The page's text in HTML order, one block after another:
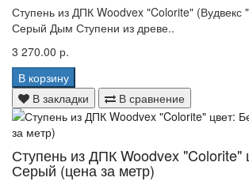
Ступень из ДПК Woodvex "Colorite" (Вудвекс
Серый Дым Ступени из древе..
3 270.00 р.
В корзину
В закладки
В сравнение
Ступень из ДПК Woodvex "Colorite"
Серый (цена за метр)